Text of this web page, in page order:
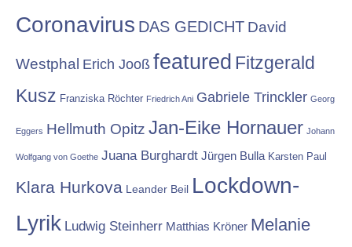
Coronavirus DAS GEDICHT David
Westphal Erich Jooß featured Fitzgerald
Kusz Franziska Röchter Friedrich Ani Gabriele Trinckler Georg
Eggers Hellmuth Opitz Jan-Eike Hornauer Johann
Wolfgang von Goethe Juana Burghardt Jürgen Bulla Karsten Paul
Klara Hurkova Leander Beil Lockdown-
Lyrik Ludwig Steinherr Matthias Kröner Melanie